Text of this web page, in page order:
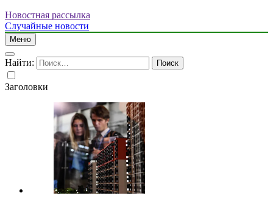
Новостная рассылка
Случайные новости
Меню
Найти:
Заголовки